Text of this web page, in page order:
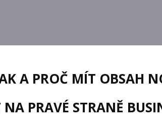
A PROČ MÍT OBSAH
PRAVÉ STRANĚ